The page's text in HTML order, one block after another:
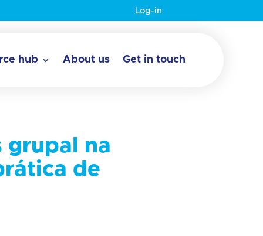
Log-in
hub About us Get in touch
grupal na
de